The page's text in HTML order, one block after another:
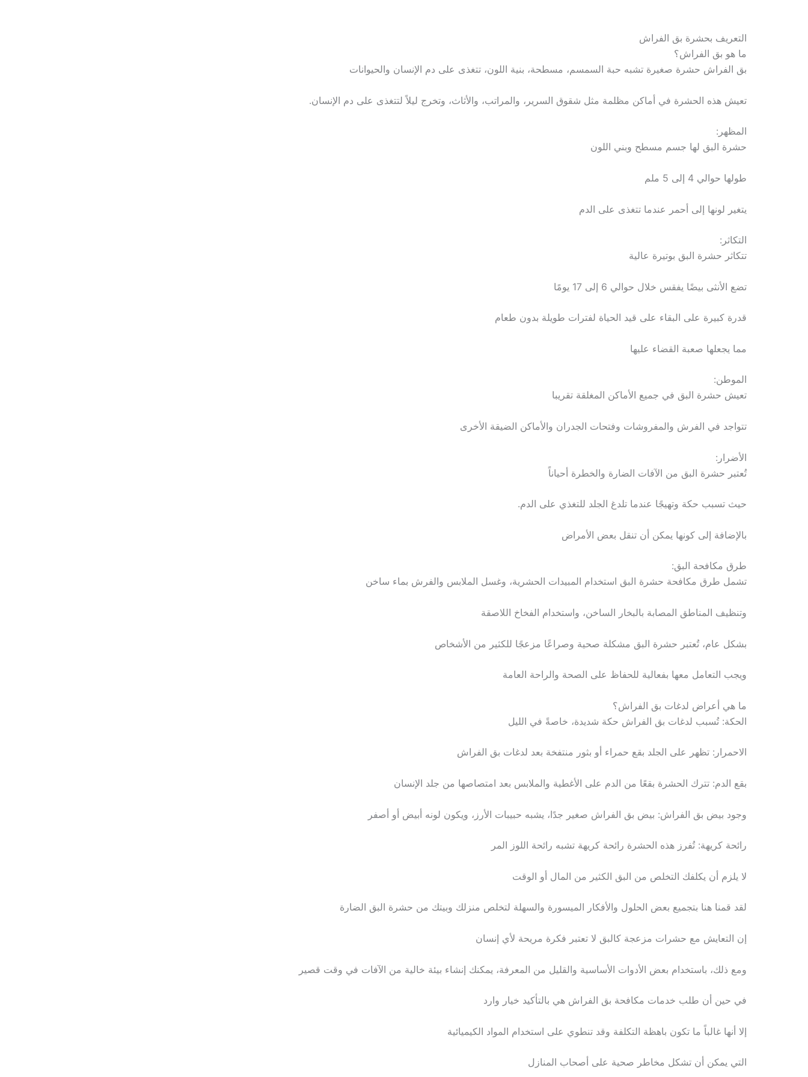
التعريف بحشرة بق الفراش
ما هو بق الفراش؟
بق الفراش حشرة صغيرة تشبه حبة السمسم، مسطحة، بنية اللون، تتغذى على دم الإنسان والحيوانات
تعيش هذه الحشرة في أماكن مظلمة مثل شقوق السرير، والمراتب، والأثاث، وتخرج ليلاً لتتغذى على دم الإنسان.
المظهر:
حشرة البق لها جسم مسطح وبني اللون
طولها حوالي 4 إلى 5 ملم
يتغير لونها إلى أحمر عندما تتغذى على الدم
التكاثر:
تتكاثر حشرة البق بوتيرة عالية
تضع الأنثى بيضًا يفقس خلال حوالي 6 إلى 17 يومًا
قدرة كبيرة على البقاء على قيد الحياة لفترات طويلة بدون طعام
مما يجعلها صعبة القضاء عليها
الموطن:
تعيش حشرة البق في جميع الأماكن المغلقة تقريبا
تتواجد في الفرش والمفروشات وفتحات الجدران والأماكن الضيقة الأخرى
الأضرار:
تُعتبر حشرة البق من الآفات الضارة والخطرة أحياناً
حيث تسبب حكة وتهيجًا عندما تلدغ الجلد للتغذي على الدم.
بالإضافة إلى كونها يمكن أن تنقل بعض الأمراض
طرق مكافحة البق:
تشمل طرق مكافحة حشرة البق استخدام المبيدات الحشرية، وغسل الملابس والفرش بماء ساخن
وتنظيف المناطق المصابة بالبخار الساخن، واستخدام الفخاخ اللاصقة
بشكل عام، تُعتبر حشرة البق مشكلة صحية وصراعًا مزعجًا للكثير من الأشخاص
ويجب التعامل معها بفعالية للحفاظ على الصحة والراحة العامة
ما هي أعراض لدغات بق الفراش؟
الحكة: تُسبب لدغات بق الفراش حكة شديدة، خاصةً في الليل
الاحمرار: تظهر على الجلد بقع حمراء أو بثور منتفخة بعد لدغات بق الفراش
بقع الدم: تترك الحشرة بقعًا من الدم على الأغطية والملابس بعد امتصاصها من جلد الإنسان
وجود بيض بق الفراش: بيض بق الفراش صغير جدًا، يشبه حبيبات الأرز، ويكون لونه أبيض أو أصفر
رائحة كريهة: تُفرز هذه الحشرة رائحة كريهة تشبه رائحة اللوز المر
لا يلزم أن يكلفك التخلص من البق الكثير من المال أو الوقت
لقد قمنا هنا بتجميع بعض الحلول والأفكار الميسورة والسهلة لتخلص منزلك وبيتك من حشرة البق الضارة
إن التعايش مع حشرات مزعجة كالبق لا تعتبر فكرة مريحة لأي إنسان
ومع ذلك، باستخدام بعض الأدوات الأساسية والقليل من المعرفة، يمكنك إنشاء بيئة خالية من الآفات في وقت قصير
في حين أن طلب خدمات مكافحة بق الفراش هي بالتأكيد خيار وارد
إلا أنها غالباً ما تكون باهظة التكلفة وقد تنطوي على استخدام المواد الكيميائية
التي يمكن أن تشكل مخاطر صحية على أصحاب المنازل